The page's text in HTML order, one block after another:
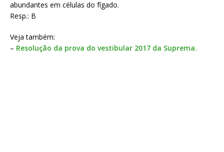
abundantes em células do fígado.
Resp.: B
Veja também:
– Resolução da prova do vestibular 2017 da Suprema.